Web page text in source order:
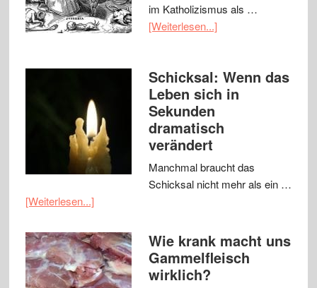
im Katholizismus als …
[Weiterlesen...]
Schicksal: Wenn das
Leben sich in
Sekunden
dramatisch
verändert
Manchmal braucht das
Schicksal nicht mehr als ein …
[Weiterlesen...]
Wie krank macht uns
Gammelfleisch
wirklich?